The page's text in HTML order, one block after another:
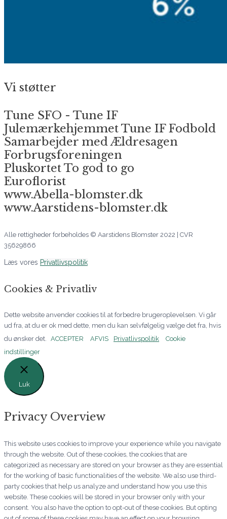
Vi støtter
Tune SFO - Tune IF
Julemærkehjemmet Tune IF Fodbold
Samarbejder med Ældresagen
Forbrugsforeningen
Pluskortet To god to go
Euroflorist
www.Abella-blomster.dk
www.Aarstidens-blomster.dk
Alle rettigheder forbeholdes © Aarstidens Blomster 2022 | CVR
35629866
Læs vores Privatlivspolitik
Cookies & Privatliv
Dette website anvender cookies til at forbedre brugeroplevelsen. Vi går
ud fra, at du er ok med dette, men du kan selvfølgelig vælge det fra, hvis
du ønsker det. ACCEPTER AFVIS Privatlivspolitik
Cookie
indstillinger
Luk
Privacy Overview
This website uses cookies to improve your experience while you navigate
through the website. Out of these cookies, the cookies that are
categorized as necessary are stored on your browser as they are essential
for the working of basic functionalities of the website. We also use third-
party cookies that help us analyze and understand how you use this
website. These cookies will be stored in your browser only with your
consent. You also have the option to opt-out of these cookies. But opting